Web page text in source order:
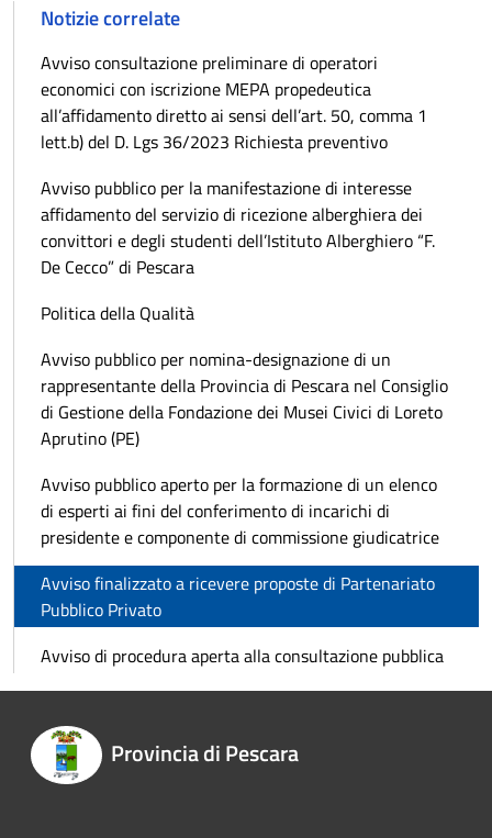
Notizie correlate
Avviso consultazione preliminare di operatori
economici con iscrizione MEPA propedeutica
all’affidamento diretto ai sensi dell’art. 50, comma 1
lett.b) del D. Lgs 36/2023 Richiesta preventivo
Avviso pubblico per la manifestazione di interesse
affidamento del servizio di ricezione alberghiera dei
convittori e degli studenti dell’Istituto Alberghiero “F.
De Cecco” di Pescara
Politica della Qualità
Avviso pubblico per nomina-designazione di un
rappresentante della Provincia di Pescara nel Consiglio
di Gestione della Fondazione dei Musei Civici di Loreto
Aprutino (PE)
Avviso pubblico aperto per la formazione di un elenco
di esperti ai fini del conferimento di incarichi di
presidente e componente di commissione giudicatrice
Avviso finalizzato a ricevere proposte di Partenariato
Pubblico Privato
Avviso di procedura aperta alla consultazione pubblica
Provincia di Pescara